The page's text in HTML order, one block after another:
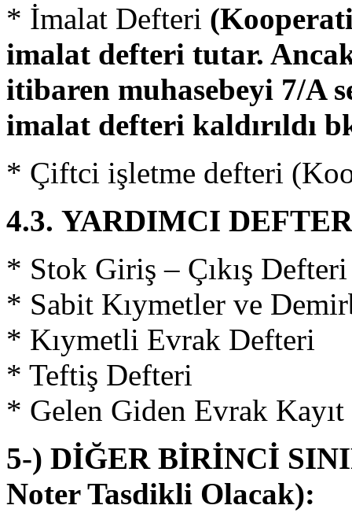
* İmalat Defteri
imalat defteri tutar.
itibaren muhasebeyi 7/A
imalat defteri kaldırıldı
* Çiftci işletme defteri
4.3. YARDIMCI
* Stok Giriş – Çıkış Defteri
* Sabit Kıymetler ve
* Kıymetli Evrak Defteri
* Teftiş Defteri
* Gelen Giden Evrak
5-) DİĞER BİRİNCİ
Noter Tasdikli Olacak):